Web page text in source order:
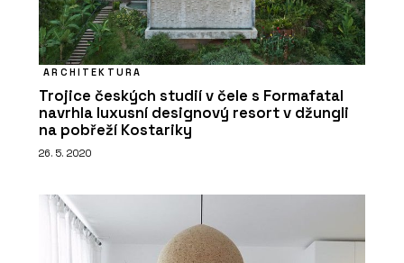
ARCHITEKTURA
Trojice českých studií v čele s Formafatal
navrhla luxusní designový resort v džungli
na pobřeží Kostariky
26. 5. 2020